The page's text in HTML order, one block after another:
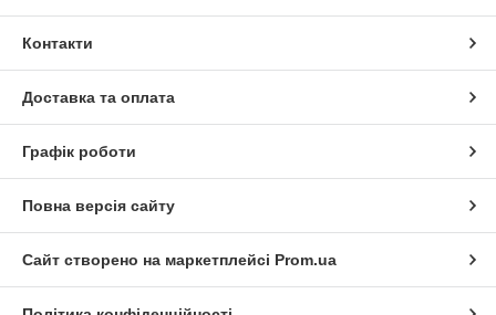
Контакти
Доставка та оплата
Графік роботи
Повна версія сайту
Сайт створено на маркетплейсі Prom.ua